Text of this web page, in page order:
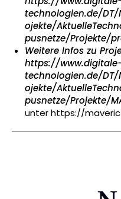
technologien.de/
ojekte/
pusnetze/Projekte/
Weitere Infos zu
https://
technologien.de/
ojekte/
pusnetze/Projekte/
unterhttps://